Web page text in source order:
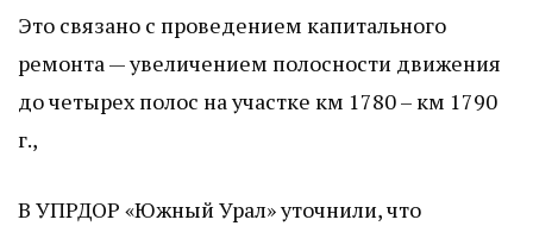
Это связано с проведением капитального
ремонта — увеличением полосности движения
до четырех полос на участке км 1780 – км 1790
г.,
В УПРДОР «Южный Урал» уточнили, что